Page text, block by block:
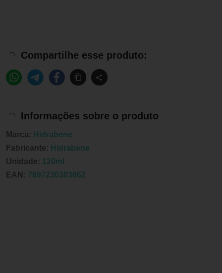
Compartilhe esse produto:
Informações sobre o produto
Marca: Hidrabene
Fabricante: Hidrabene
Unidade: 120ml
EAN: 7897230303062